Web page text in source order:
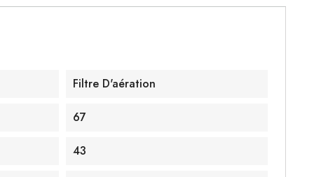
Filtre D'aération
67
43